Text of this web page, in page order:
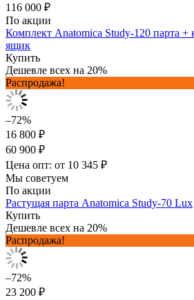
116 000 ₽
По акции
Комплект Anatomica Study-120 парта +
ящик
Купить
Дешевле всех на 20%
Распродажа!
–72%
16 800 ₽
60 900 ₽
Цена опт: от 10 345 ₽
Мы советуем
По акции
Растущая парта Anatomica Study-70 Lux
Купить
Дешевле всех на 20%
Распродажа!
–72%
23 200 ₽